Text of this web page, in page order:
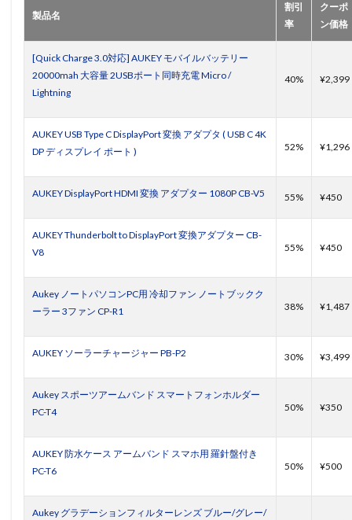
製品名
割引
率
クーポ
ン価格
[Quick Charge 3.0対応] AUKEY モバイルバッテリー
20000mah 大容量 2USBポート同時充電 Micro /
Lightning
40% ¥2,399
AUKEY USB Type C DisplayPort 変換 アダプタ ( USB C 4K
DP ディスプレイ ポート )
52% ¥1,296
AUKEY DisplayPort HDMI 変換 アダプター 1080P CB-V5 55% ¥450
AUKEY Thunderbolt to DisplayPort 変換アダプター CB-
V8
55% ¥450
Aukey ノートパソコンPC用 冷却ファン ノートブックク
ーラー 3ファン CP-R1
38% ¥1,487
AUKEY ソーラーチャージャー PB-P2 30% ¥3,499
Aukey スポーツアームバンド スマートフォンホルダー
PC-T4
50% ¥350
AUKEY 防水ケース アームバンド スマホ用 羅針盤付き
PC-T6
50% ¥500
Aukey グラデーションフィルターレンズ ブルー/グレー/